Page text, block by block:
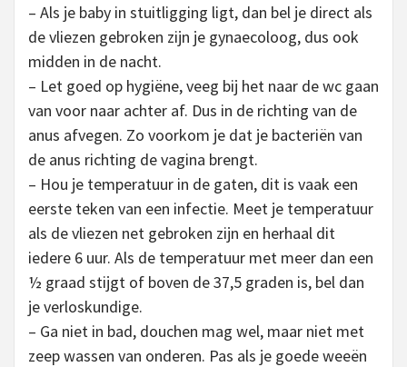
– Als je baby in stuitligging ligt, dan bel je direct als
de vliezen gebroken zijn je gynaecoloog, dus ook
midden in de nacht.
– Let goed op hygiëne, veeg bij het naar de wc gaan
van voor naar achter af. Dus in de richting van de
anus afvegen. Zo voorkom je dat je bacteriën van
de anus richting de vagina brengt.
– Hou je temperatuur in de gaten, dit is vaak een
eerste teken van een infectie. Meet je temperatuur
als de vliezen net gebroken zijn en herhaal dit
iedere 6 uur. Als de temperatuur met meer dan een
½ graad stijgt of boven de 37,5 graden is, bel dan
je verloskundige.
– Ga niet in bad, douchen mag wel, maar niet met
zeep wassen van onderen. Pas als je goede weeën